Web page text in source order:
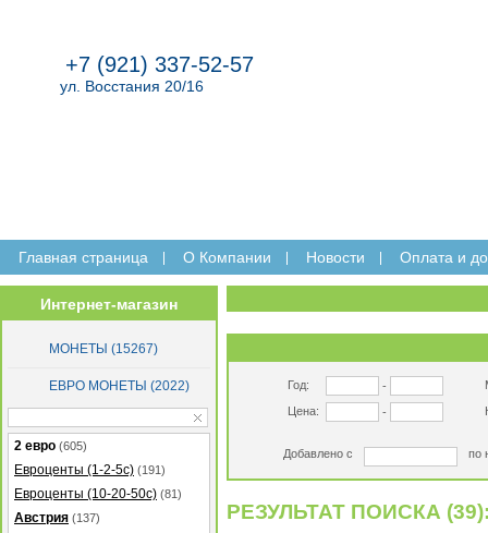
+7 (921) 337-52-57
ул. Восстания 20/16
Главная страница O Компании Новости Оплата и
Интернет-магазин
МОНЕТЫ (15267)
ЕВРО МОНЕТЫ (2022)
2 евро (605)
Евроценты (1-2-5с) (191)
Евроценты (10-20-50с) (81)
Австрия (137)
Год: -
Цена:
-
Добавлено с по
РЕЗУЛЬТАТ ПОИСКА